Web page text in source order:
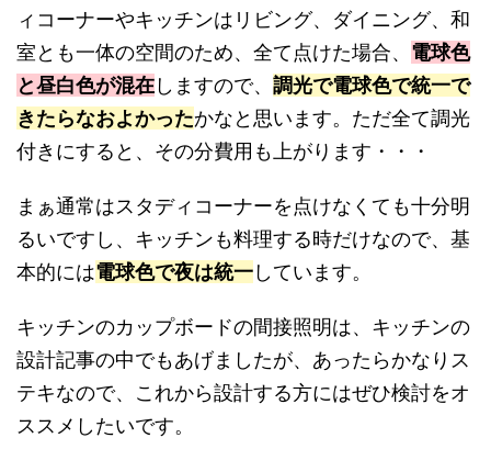
ィコーナーやキッチンはリビング、ダイニング、和
室とも一体の空間のため、全て点けた場合、 電球色
と昼白色が混在しますので、 調光で電球色で統一で
きたらなおよかったかなと思います。ただ全て調光
付きにすると、その分費用も上がります・・・
まぁ通常はスタディコーナーを点けなくても十分明
るいですし、キッチンも料理する時だけなので、基
本的には電球色で夜は統一しています。
キッチンのカップボードの間接照明は、キッチンの
設計記事の中でもあげましたが、あったらかなりス
テキなので、これから設計する方にはぜひ検討をオ
ススメしたいです。